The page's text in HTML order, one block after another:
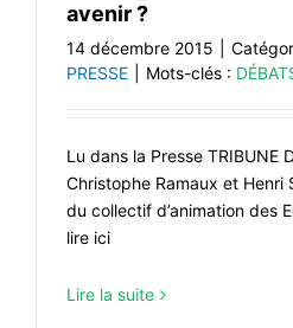
avenir ?
14 décembre 2015
PRESSE
Mots-clés :
Lu dans la Presse TRIBUNE
Christophe Ramaux et Henri
du collectif d’animation des
lire ici
Lire la suite